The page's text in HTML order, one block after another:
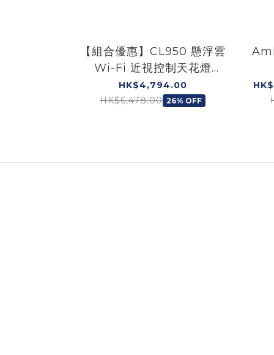
【組合優惠】CL950 懸浮雲
Wi-Fi 近視控制天花燈
(40W) × 2 & (55W) × 1
HK$4,794.00
HK$6,478.00 26% OFF